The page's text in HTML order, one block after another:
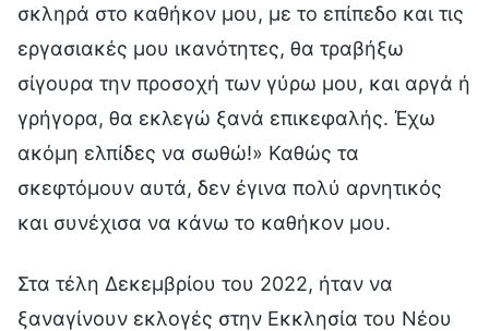
σκληρά στο καθήκον μου, με το επίπεδο και τις
εργασιακές μου ικανότητες, θα τραβήξω
σίγουρα την προσοχή των γύρω μου, και αργά ή
γρήγορα, θα εκλεγώ ξανά επικεφαλής. Έχω
ακόμη ελπίδες να σωθώ!» Καθώς τα
σκεφτόμουν αυτά, δεν έγινα πολύ αρνητικός
και συνέχισα να κάνω το καθήκον μου.
Στα τέλη Δεκεμβρίου του 2022, ήταν να
ξαναγίνουν εκλογές στην Εκκλησία του Νέου